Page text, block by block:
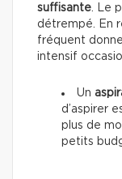
suffisante . Le
détrempé. En
fréquent
intensif
Un
d’aspirer
plus de
petits